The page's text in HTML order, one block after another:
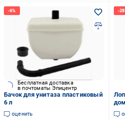
Бесплатная доставка
в почтоматы Эпицентр
Бачок для унитаза пластиковый
6 л
оценить